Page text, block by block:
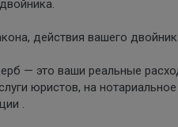
действия вашего
— это ваши реальные
юристов, на
.